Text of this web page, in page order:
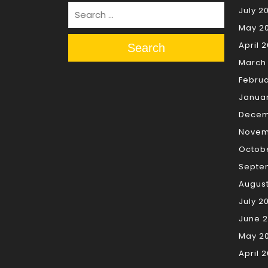
Search
July
May
April
March
July
June
May
April